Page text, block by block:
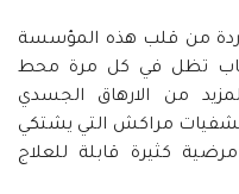
من قلب هذه المؤسسة
تظل في كل مرة محط
من الارهاق الجسدي
مراكش التي يشتكي
كثيرة قابلة للعلاج